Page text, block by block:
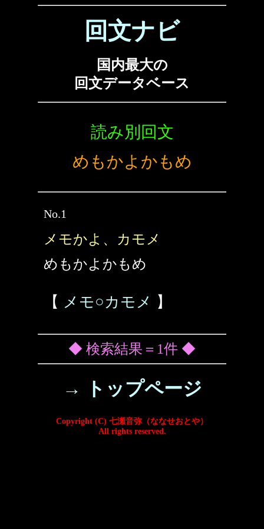
回文ナビ
国内最大の
回文データベース
読み別回文
めもかよかもめ
No.1
メモかよ、カモメ
めもかよかもめ
【 メモ○カモメ 】
◆ 検索結果＝1件 ◆
→ トップページ
Copyright (C) 七瀬音弥（ななせおとや）
All rights reserved.